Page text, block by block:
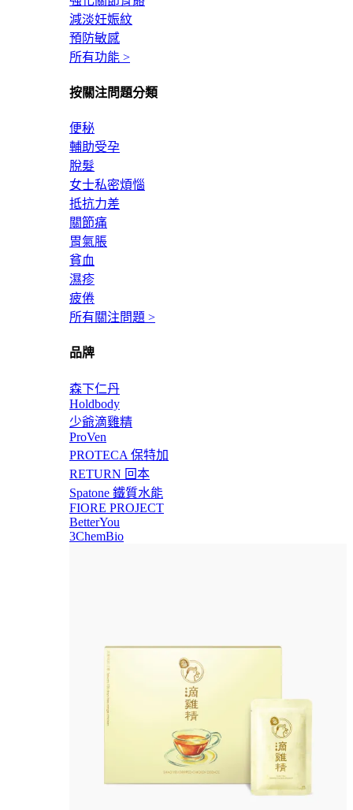
減淡妊娠紋
預防敏感
所有功能 >
按關注問題分類
便秘
輔助受孕
脫髮
女士私密煩惱
抵抗力差
關節痛
胃氣脹
貧血
濕疹
疲倦
所有關注問題 >
品牌
森下仁丹
Holdbody
少爺滴雞精
ProVen
PROTECA 保特加
RETURN 回本
Spatone 鐵質水能
FIORE PROJECT
BetterYou
3ChemBio